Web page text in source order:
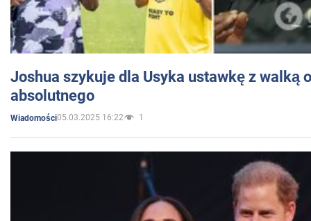
Joshua szykuje dla Usyka ustawkę z walką
absolutnego
Wiadomości05.03.2025 16:22 1